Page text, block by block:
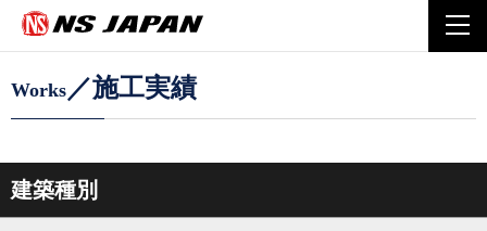
Home
Works ／施工実績
建築種別